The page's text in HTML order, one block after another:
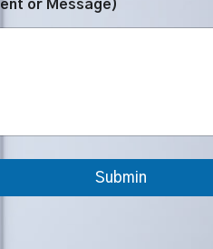
or Message)
Submin